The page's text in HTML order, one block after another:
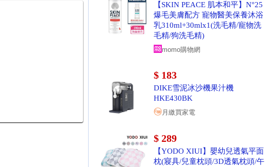
【SKIN PEACE 肌本和平】N°25
爆毛美膚配方 寵物醫美保養沐浴
乳310ml+30mlx1(洗毛精/寵物洗
毛精/狗洗毛精)
momo購物網
$ 183
DIKE雪泥冰沙機果汁機
HKE430BK
月繳買家電
$ 289
【YODO XIUI】嬰幼兒透氣平面
枕(寢具/兒童枕頭/3D透氣枕頭/午